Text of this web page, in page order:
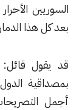
الأحرار على
الدمار والخراب
قائل: كيف
الدول الكبرى